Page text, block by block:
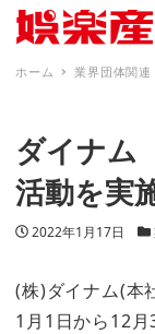
ホーム 業界団体関連
ダイナム
活動を実
投稿日
2022年1月17日 カ
(株)ダイナム(本
1月1日から12